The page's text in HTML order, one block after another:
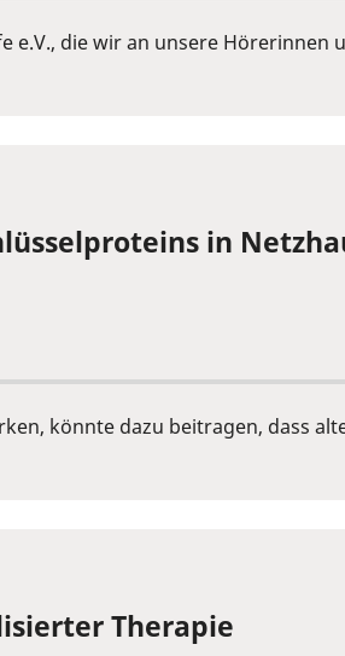
e.V., die wir an unsere Hörerinnen
in
könnte dazu beitragen, dass
Therapie